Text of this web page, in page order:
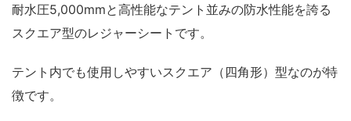
耐水圧5,000mmと高性能なテント並みの防水性能を誇る
スクエア型のレジャーシートです。
テント内でも使用しやすいスクエア（四角形）型なのが特
徴です。